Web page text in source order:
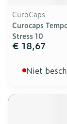
CuroCaps
Curocaps
Stress 10
€ 18,67
Niet